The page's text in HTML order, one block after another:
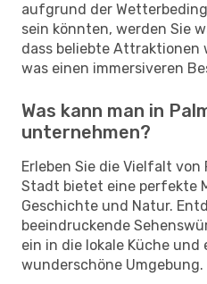
aufgrund der
sein könnten, werden Sie
dass beliebte
was einen immersiveren
Was kann man in
unternehmen?
Erleben Sie die Vielfalt von
Stadt bietet eine perfekte
Geschichte und Natur.
beeindruckende
ein in die lokale Küche und
wunderschöne Umgebung.